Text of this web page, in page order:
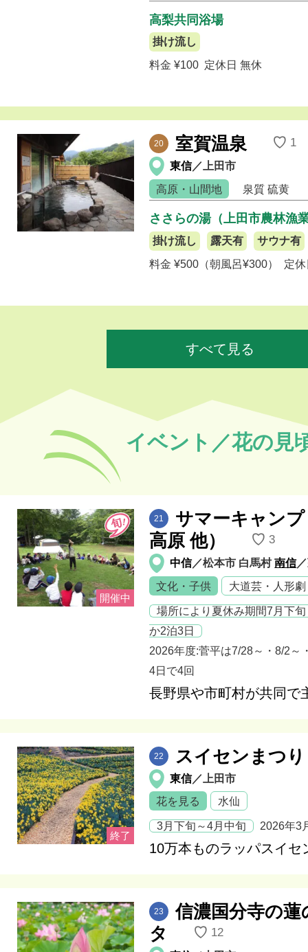
高梨共同浴場
掛け流し
料金 ¥100 定休日 無休
20 室賀温泉 ♡ 1
東信／上田市
高原・山間地
泉質硫黄
ささらの湯（上田市農林漁
掛け流し 露天有
サウナ有
料金 ¥500（朝風呂¥300）
定
すべて見る
イベント／花の見
21
サマーキャン
高原 他）
♡ 3
中信／松本市 白馬村南信
文化・子供
大道芸・人形
場所により夏休み期間7月下
か2泊3日
2026年度:菅平は7/28～・8/2～
4日で4回
長野県や市町村が共同で
22 スイセンまつり
東信／上田市
花を見る
水仙
3月下旬～4月中旬 2026年3
10万本ものラッパスイセ
23
信濃国分寺の
タ
♡ 12